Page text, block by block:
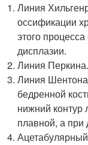
Линия
оссификации
этого
дисплазии.
Линия Перкина.
Линия
бедренной
нижний контур
плавной, а